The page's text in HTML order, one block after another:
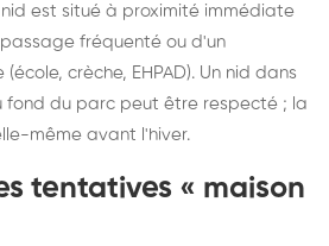
est situé à proximité immédiate
fréquenté ou d'un
crèche, EHPAD). Un nid dans
fond du parc peut être respecté ; la
même avant l'hiver.
tentatives « maison